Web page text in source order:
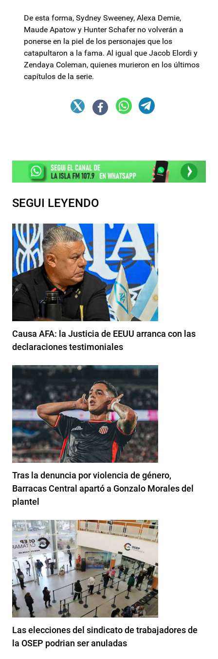
De esta forma, Sydney Sweeney, Alexa Demie,
Maude Apatow y Hunter Schafer no volverán a
ponerse en la piel de los personajes que los
catapultaron a la fama. Al igual que Jacob Elordi y
Zendaya Coleman, quienes murieron en los últimos
capítulos de la serie.
SEGUI LEYENDO
Causa AFA: la Justicia de EEUU arranca con las
declaraciones testimoniales
Tras la denuncia por violencia de género,
Barracas Central apartó a Gonzalo Morales del
plantel
Las elecciones del sindicato de trabajadores de
la OSEP podrian ser anuladas